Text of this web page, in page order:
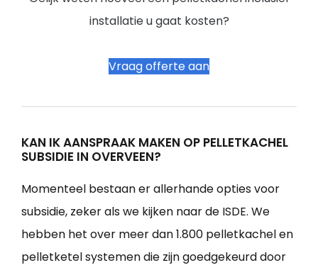
installatie u gaat kosten?
Vraag offerte aan
KAN IK AANSPRAAK MAKEN OP PELLETKACHEL
SUBSIDIE IN OVERVEEN?
Momenteel bestaan er allerhande opties voor
subsidie, zeker als we kijken naar de ISDE. We
hebben het over meer dan 1.800 pelletkachel en
pelletketel systemen die zijn goedgekeurd door